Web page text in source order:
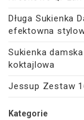
Długa Sukienka
efektowna
Sukienka
koktajlowa
Jessup Zestaw
Kategorie